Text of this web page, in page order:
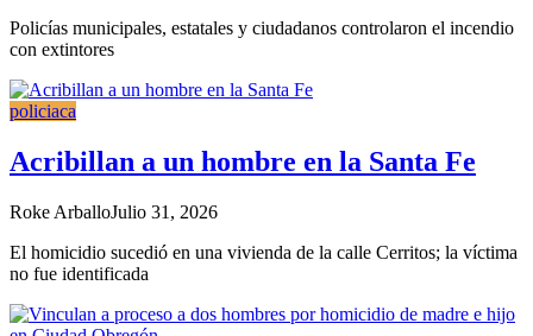
Policías municipales, estatales y ciudadanos controlaron el incendio
con extintores
policiaca
Acribillan a un hombre en la Santa Fe
Roke ArballoJulio 31, 2026
El homicidio sucedió en una vivienda de la calle Cerritos; la víctima
no fue identificada